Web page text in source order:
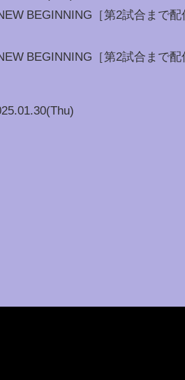
BEGINNING［第2試合まで
BEGINNING［第2試合まで